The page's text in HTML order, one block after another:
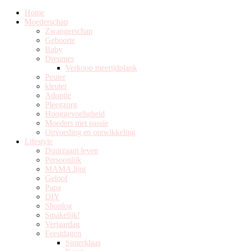
Home
Moederschap
Zwangerschap
Geboorte
Baby
Dreumes
Verkoop meerijdplank
Peuter
kleuter
Adoptie
Pleegzorg
Hooggevoeligheid
Moeders met passie
Opvoeding en ontwikkeling
Lifestyle
Duurzaam leven
Persoonlijk
MAMA.lijnt
Geloof
Papa
DIY
Shoplog
Smakelijk!
Verjaardag
Feestdagen
Sinterklaas